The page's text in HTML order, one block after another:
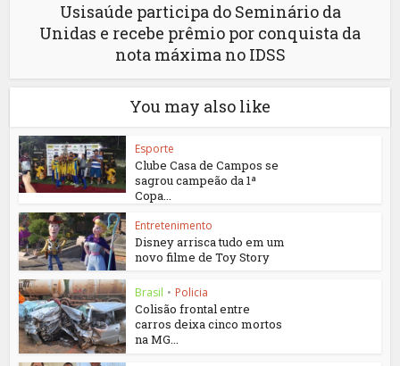
Usisaúde participa do Seminário da
Unidas e recebe prêmio por conquista da
nota máxima no IDSS
You may also like
Esporte
Clube Casa de Campos se
sagrou campeão da 1ª
Copa...
Entretenimento
Disney arrisca tudo em um
novo filme de Toy Story
Brasil • Policia
Colisão frontal entre
carros deixa cinco mortos
na MG...